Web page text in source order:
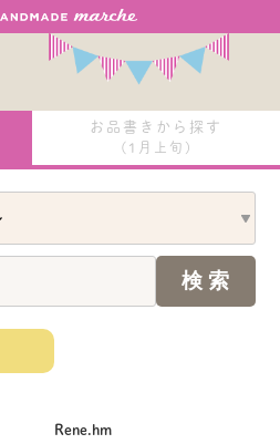
お品書きから探す
(1月上旬)
Rene.hm